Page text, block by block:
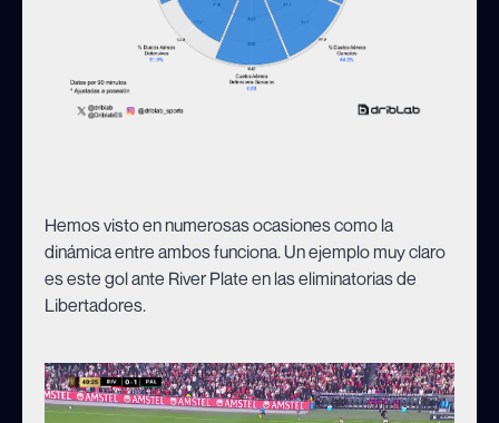
Hemos visto en numerosas ocasiones como la
dinámica entre ambos funciona. Un ejemplo muy claro
es este gol ante River Plate en las eliminatorias de
Libertadores.